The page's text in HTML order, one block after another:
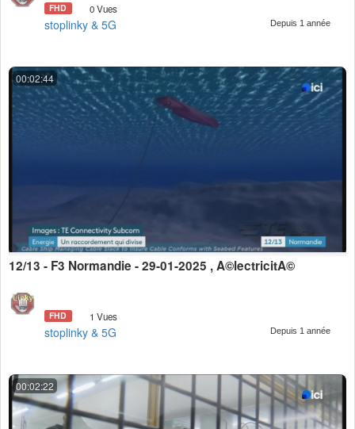
FHD 0 Vues
stoplinky & 5G Depuis 1 année
00:02:44
12/13 - F3 Normandie - 29-01-2025 , Ã©lectricitÃ©
FHD 1 Vues
stoplinky & 5G Depuis 1 année
00:02:22